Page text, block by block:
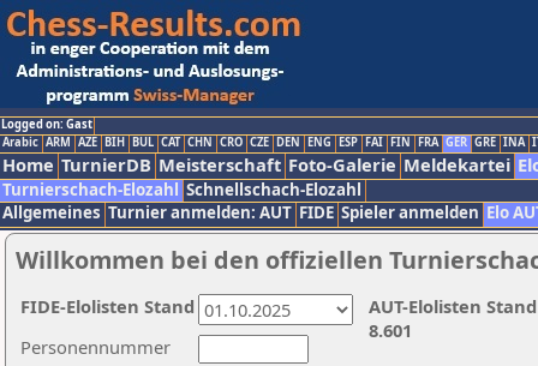
Logged on: Gast
Arabic ARM AZE BIH BUL CAT CHN CRO CZE DEN ENG ESP FAI FIN FRA GER GRE INA
Home TurnierDB Meisterschaft Foto-Galerie Meldekartei
Turnierschach-Elozahl Schnellschach-Elozahl
Allgemeines Turnier anmelden: AUT FIDE Spieler anmelden Elo
Willkommen bei den offiziellen
Personennummer
AUT-Elolisten
8.601
FIDE-Elolisten Stand